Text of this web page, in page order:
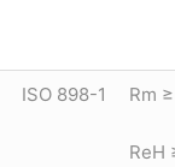
ISO 898-1 Rm
ReH